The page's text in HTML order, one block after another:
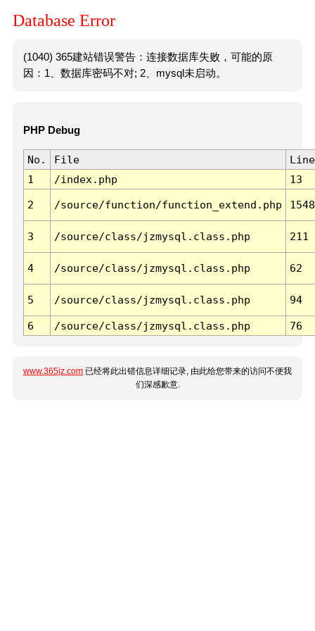
Database Error
(1040) 365建站错误警告：连接数据库失败，可能的原
因：1、数据库密码不对; 2、mysql未启动。
PHP Debug
No. File
Line
1
/index.php 13
2 /source/function/function_extend.php 1548
3 /source/class/jzmysql.class.php 211
4 /source/class/jzmysql.class.php 62
5 /source/class/jzmysql.class.php 94
6 /source/class/jzmysql.class.php 76
www.365jz.com 已经将此出错信息详细记录, 由此给您带来的访问不便我
们深感歉意.